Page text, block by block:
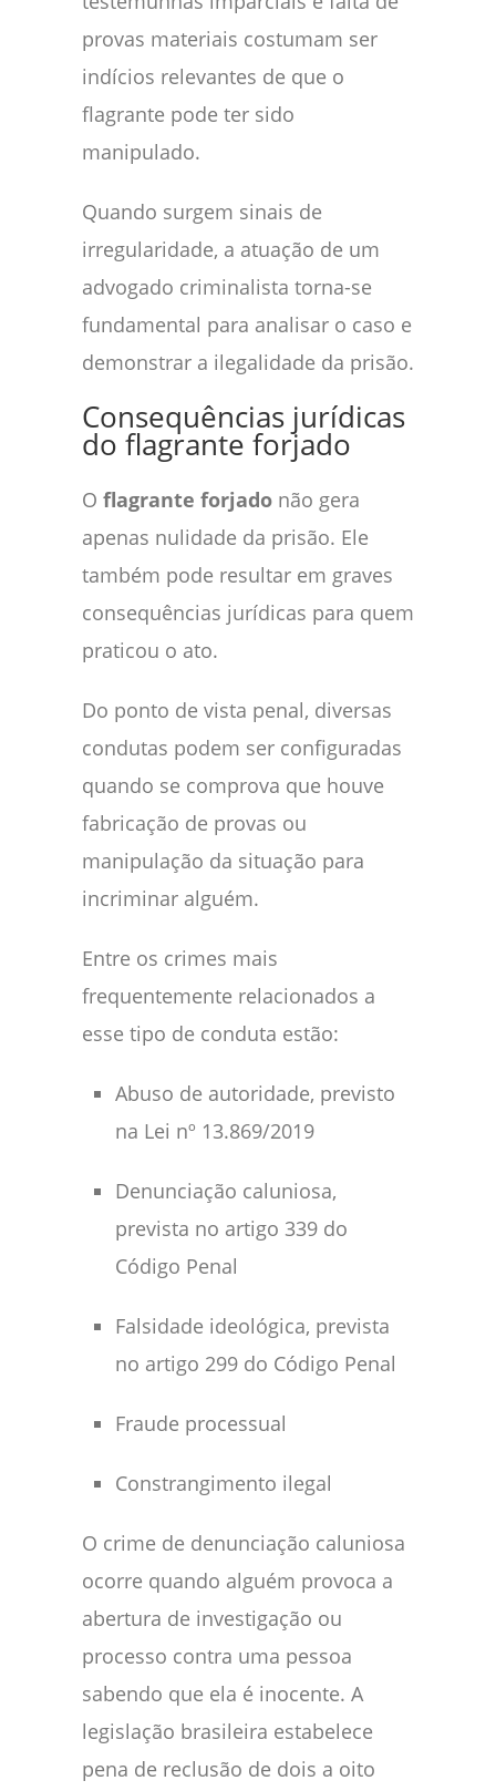
provas materiais costumam ser
indícios relevantes de que o
flagrante pode ter sido
manipulado.
Quando surgem sinais de
irregularidade, a atuação de um
advogado criminalista torna-se
fundamental para analisar o caso e
demonstrar a ilegalidade da prisão.
Consequências jurídicas
do flagrante forjado
O flagrante forjado não gera
apenas nulidade da prisão. Ele
também pode resultar em graves
consequências jurídicas para quem
praticou o ato.
Do ponto de vista penal, diversas
condutas podem ser configuradas
quando se comprova que houve
fabricação de provas ou
manipulação da situação para
incriminar alguém.
Entre os crimes mais
frequentemente relacionados a
esse tipo de conduta estão:
Abuso de autoridade, previsto
na Lei nº 13.869/2019
Denunciação caluniosa,
prevista no artigo 339 do
Código Penal
Falsidade ideológica, prevista
no artigo 299 do Código Penal
Fraude processual
Constrangimento ilegal
O crime de denunciação caluniosa
ocorre quando alguém provoca a
abertura de investigação ou
processo contra uma pessoa
sabendo que ela é inocente. A
legislação brasileira estabelece
pena de reclusão de dois a oito